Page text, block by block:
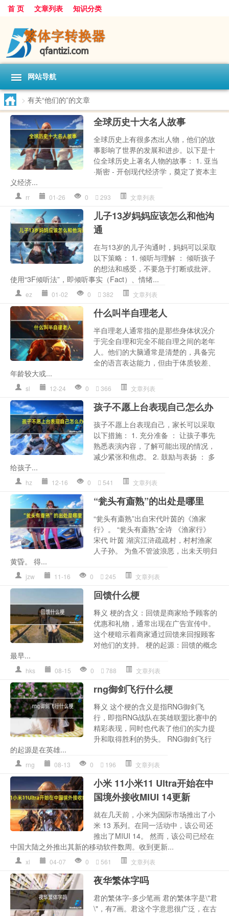
首 页 文章列表 知识分类
网站导航
> 有关“他们的”的文章
全球历史十大名人故事
全球历史上有很多杰出人物，他们的故
事影响了世界的发展和进步。以下是十
位全球历史上著名人物的故事： 1. 亚当
·斯密 - 开创现代经济学，奠定了资本主
义经济...
rr 01-26 0 293 文章列表
儿子13岁妈妈应该怎么和他沟
通
在与13岁的儿子沟通时，妈妈可以采取
以下策略： 1. 倾听与理解 ： 倾听孩子
的想法和感受，不要急于打断或批评。
使用“3F倾听法”，即倾听事实（Fact）、情绪...
ez 01-02 0 382 文章列表
什么叫半自理老人
半自理老人通常指的是那些身体状况介
于完全自理和完全不能自理之间的老年
人。他们的大脑通常是清楚的，具备完
全的语言表达能力，但由于体质较差、
年龄较大或...
sl 12-24 0 366 文章列表
孩子不愿上台表现自己怎么办
孩子不愿上台表现自己，家长可以采取
以下措施： 1. 充分准备 ： 让孩子事先
熟悉表演内容，了解可能出现的情况，
减少紧张和焦虑。 2. 鼓励与表扬 ： 多
给孩子...
hz 12-16 0 541 文章列表
“瓮头有齑熟”的出处是哪里
“瓮头有齑熟”出自宋代叶茵的《渔家
行》。 “瓮头有齑熟”全诗 《渔家行》
宋代 叶茵 湖滨江浒疏疏村，村村渔家
人子孙。 为鱼不管波浪恶，出未天明归
黄昏。 得...
jzw 11-16 0 245 文章列表
回馈什么梗
释义 梗的含义：回馈是商家给予顾客的
优惠和礼物，通常出现在广告宣传中。
这个梗暗示着商家通过回馈来回报顾客
对他们的支持。 梗的起源：回馈的概念
最早...
hks 08-15 0 788 文章列表
rng御剑飞行什么梗
释义 这个梗的含义是指RNG御剑飞
行，即指RNG战队在英雄联盟比赛中的
精彩表现，同时也代表了他们的实力提
升和取得胜利的势头。 RNG御剑飞行
的起源是在英雄...
rng 08-13 0 196 文章列表
小米 11小米11 Ultra开始在中
国境外接收MIUI 14更新
就在几天前，小米为国际市场推出了小
米 13 系列。在同一活动中，该公司还
推出了MIUI 14。 然而，该公司已经在
中国大陆之外推出其新的移动软件数周。收到更新...
xl 04-07 0 561 文章列表
夜华繁体字吗
君的繁体字-多少笔画 君的繁体字是\"君
\"，有7画。君这个字意思很广泛，在古